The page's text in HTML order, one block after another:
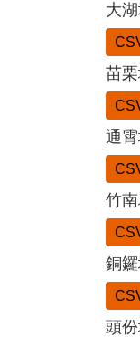
大
苗
通
竹
銅
頭